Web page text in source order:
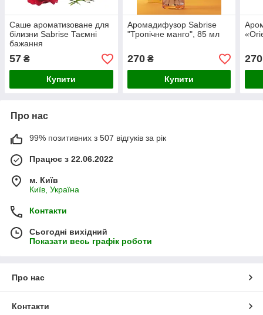
Саше ароматизоване для
білизни Sabrise Таємні
бажання
57 ₴
Купити
Аромадифузор Sabrise
"Тропічне манго", 85 мл
270₴
Купити
270
Про нас
99% позитивних з 507 відгуків за рік
Працює з 22.06.2022
м. Київ
Київ, Україна
Контакти
Сьогодні вихідний
Показати весь графік роботи
Про нас
Контакти